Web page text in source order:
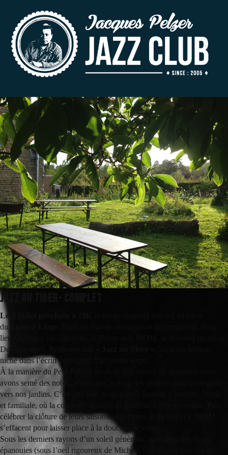
Jazz au Thier- COMPLET
Le 3 juillet prochain à 18h
du
lieux de notre vie culturelle, le Pelzer et le MOM, se donnent un bisou!
De cette union éphémère naît
niché dans l’écrin verdoyant d’un jardin secret…
À la manière du Petit Poucet (festival bien connu du quartier), nous
avons semé des notes de musique le long des sentiers pour vous guider
vers nos jardins. C’est une fête de quartier à hauteur d’homme, locale
et familiale, où la coolitude se mêle au bonheur d’être ensemble. Pour
célébrer la clôture de leurs saisons respectives, le Pelzer et le MOM
s’effacent pour laisser place à la douceur de vivre.
Sous les derniers rayons d’un soleil généreux, au milieu des fleurs
épanouies (sous l’oeil rigoureux de Michel), l’air dansera au son du